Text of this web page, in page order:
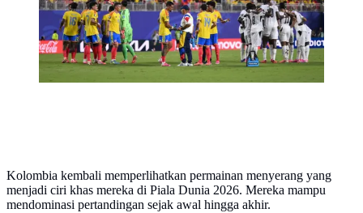
Kolombia kembali memperlihatkan permainan menyerang yang
menjadi ciri khas mereka di Piala Dunia 2026. Mereka mampu
mendominasi pertandingan sejak awal hingga akhir.